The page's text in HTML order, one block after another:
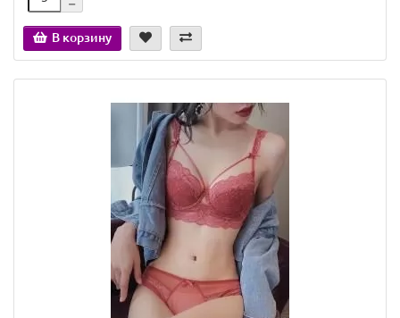
В корзину